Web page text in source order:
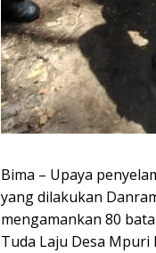
Bima – Upaya
yang dilakukan
mengamankan 80
Tuda Laju Desa Mpuri